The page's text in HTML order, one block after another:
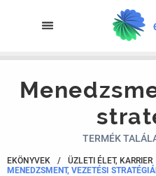
TERMÉK
EKÖNYVEK / ÜZLETI ÉLET, KARRIER
MENEDZSMENT, VEZETÉSI